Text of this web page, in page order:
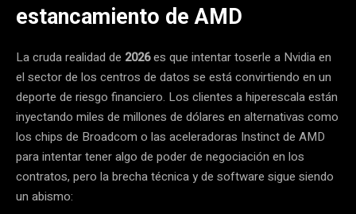
estancamiento de AMD
La cruda realidad de 2026es que intentar toserle a Nvidia en
el sector de los centros de datos se está convirtiendo en un
deporte de riesgo financiero. Los clientes a hiperescala están
inyectando miles de millones de dólares en alternativas como
los chips de Broadcom o las aceleradoras Instinct de AMD
para intentar tener algo de poder de negociación en los
contratos, pero la brecha técnica y de software sigue siendo
un abismo: